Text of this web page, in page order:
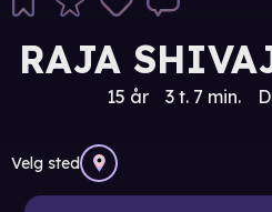
RAJA
15 år 3 t. 7 min.
Velg sted